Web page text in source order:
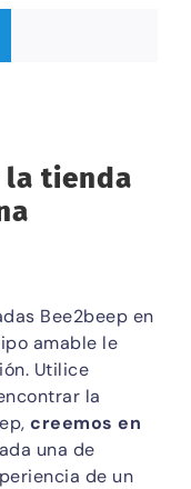
la tienda
Bee2beep en
amable le
Utilice
la
creemos en
una de
de un